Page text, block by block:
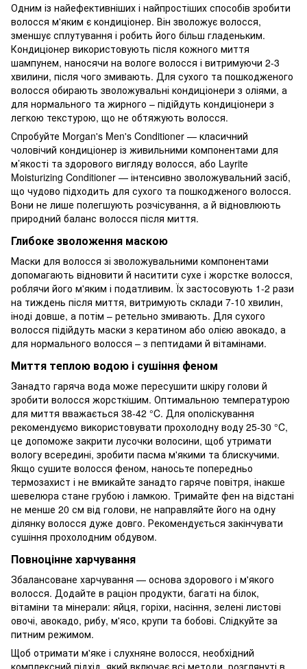
Одним із найефективніших і найпростіших способів зробити
волосся м'яким є кондиціонер. Він зволожує волосся,
зменшує сплутування і робить його більш гладеньким.
Кондиціонер використовують після кожного миття
шампунем, наносячи на вологе волосся і витримуючи 2-3
хвилини, після чого змивають. Для сухого та пошкодженого
волосся обирають зволожувальні кондиціонери з оліями, а
для нормального та жирного – підійдуть кондиціонери з
легкою текстурою, що не обтяжують волосся.
Спробуйте Morgan's Men's Conditioner — класичний
чоловічий кондиціонер із живильними компонентами для
м’якості та здорового вигляду волосся, або Layrite
Moisturizing Conditioner — інтенсивно зволожувальний засіб,
що чудово підходить для сухого та пошкодженого волосся.
Вони не лише полегшують розчісування, а й відновлюють
природний баланс волосся після миття.
Глибоке зволоження маскою
Маски для волосся зі зволожувальними компонентами
допомагають відновити й наситити сухе і жорстке волосся,
роблячи його м'яким і податливим. Їх застосовують 1-2 рази
на тиждень після миття, витримують склади 7-10 хвилин,
іноді довше, а потім – ретельно змивають. Для сухого
волосся підійдуть маски з кератином або олією авокадо, а
для нормального волосся – з пептидами й вітамінами.
Миття теплою водою і сушіння феном
Занадто гаряча вода може пересушити шкіру голови й
зробити волосся жорсткішим. Оптимальною температурою
для миття вважається 38-42 °C. Для ополіскування
рекомендуємо використовувати прохолодну воду 25-30 °C,
це допоможе закрити лусочки волосини, щоб утримати
вологу всередині, зробити пасма м'якими та блискучими.
Якщо сушите волосся феном, наносьте попередньо
термозахист і не вмикайте занадто гаряче повітря, інакше
шевелюра стане грубою і ламкою. Тримайте фен на відстані
не менше 20 см від голови, не направляйте його на одну
ділянку волосся дуже довго. Рекомендується закінчувати
сушіння прохолодним обдувом.
Повноцінне харчування
Збалансоване харчування — основа здорового і м'якого
волосся. Додайте в раціон продукти, багаті на білок,
вітаміни та мінерали: яйця, горіхи, насіння, зелені листові
овочі, авокадо, рибу, м'ясо, крупи та бобові. Слідкуйте за
питним режимом.
Щоб отримати м'яке і слухняне волосся, необхідний
комплексний підхід, який включає всі методи, розглянуті в